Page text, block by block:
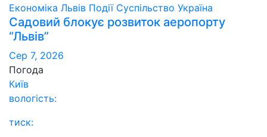
Економіка Львів Події Суспільство Україна
Садовий блокує розвиток аеропорту
“Львів”
Сер 7, 2026
Погода
Київ
вологість:
тиск: